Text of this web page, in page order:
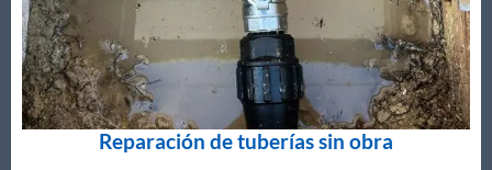
Reparación de tuberías sin obra